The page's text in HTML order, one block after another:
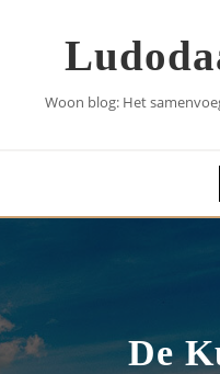
Woon blog: Het
De